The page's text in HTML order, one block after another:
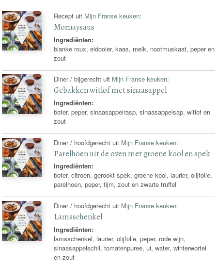
Recept uit Mijn Franse keuken:
Mornaysaus
Ingrediënten:
blanke roux, eidooier, kaas, melk, nootmuskaat, peper en
zout
Diner / bijgerecht uit Mijn Franse keuken:
Gebakken witlof met sinaasappel
Ingrediënten:
boter, peper, sinaasappelrasp, sinaasappelsap, witlof en
zout
Diner / hoofdgerecht uit Mijn Franse keuken:
Parelhoen uit de oven met groene kool en spek
Ingrediënten:
boter, citroen, gerookt spek, groene kool, laurier, olijfolie,
parelhoen, peper, tijm, zout en zwarte truffel
Diner / hoofdgerecht uit Mijn Franse keuken:
Lamsschenkel
Ingrediënten:
lamsschenkel, laurier, olijfolie, peper, rode wijn,
sinaasappelschil, tomatenpuree, ui, water, winterwortel
en zout